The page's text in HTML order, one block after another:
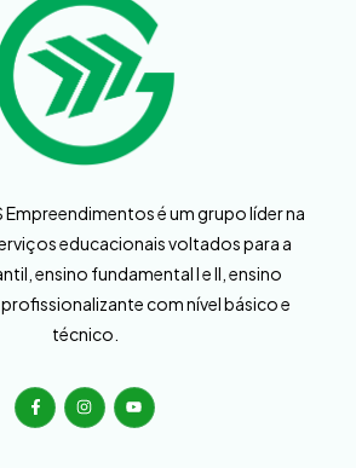
Empreendimentos é um grupo líder na
educacionais voltados para a
ensino fundamental I e II, ensino
com nível básico e
técnico.